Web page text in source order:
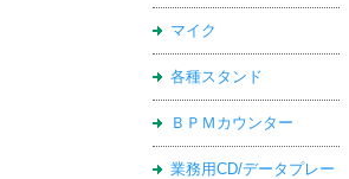
マイク
各種スタンド
ＢＰＭカウンター
業務用CD/データプレー